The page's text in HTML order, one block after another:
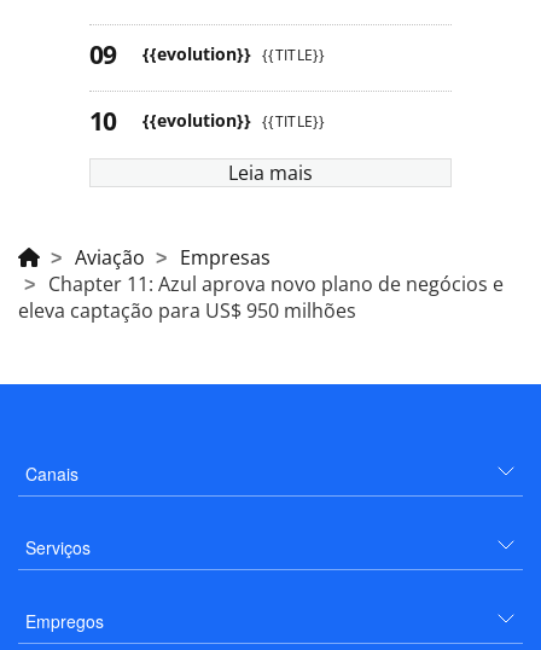
{{evolution}} {{TITLE}}
{{evolution}} {{TITLE}}
Leia mais
Aviação
Empresas
Chapter 11: Azul aprova novo plano de negócios e
eleva captação para US$ 950 milhões
Canais
Serviços
Empregos